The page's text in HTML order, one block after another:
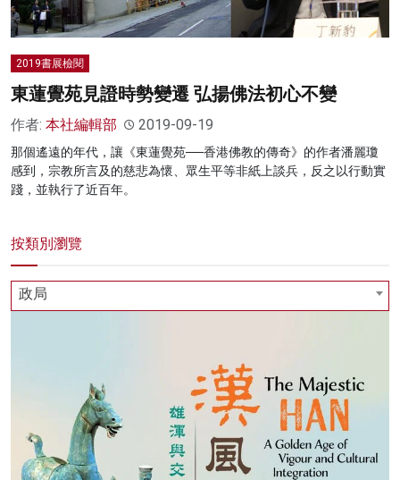
2019書展檢閱
東蓮覺苑見證時勢變遷 弘揚佛法初心不變
作者: 本社編輯部 2019-09-19
那個遙遠的年代，讓《東蓮覺苑──香港佛教的傳奇》的作者潘麗瓊
感到，宗教所言及的慈悲為懷、眾生平等非紙上談兵，反之以行動實
踐，並執行了近百年。
按類別瀏覽
政局